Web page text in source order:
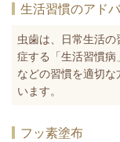
生活習慣のアド
虫歯は、日常生活
症する「生活習慣
などの習慣を適切
います。
フッ素塗布